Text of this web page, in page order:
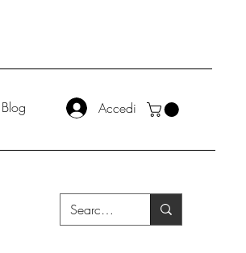
Blog Accedi